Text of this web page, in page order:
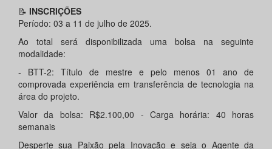
📝 INSCRIÇÕES
Período: 03 a 11 de julho de 2025.
Ao total será disponibilizada uma bolsa na seguinte
modalidade:
- BTT-2: Título de mestre e pelo menos 01 ano de
comprovada experiência em transferência de tecnologia na
área do projeto.
Valor da bolsa: R$2.100,00 - Carga horária: 40 horas
semanais
Desperte sua Paixão pela Inovação e seja o Agente da